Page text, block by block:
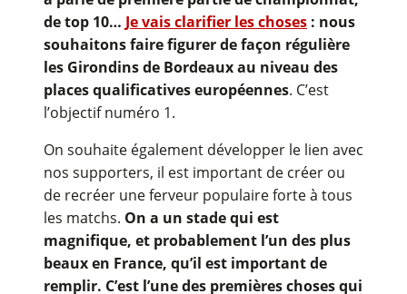
de top 10… Je vais clarifier les choses : nous
souhaitons faire figurer de façon régulière
les Girondins de Bordeaux au niveau des
places qualificatives européennes. C’est
l’objectif numéro 1.
On souhaite également développer le lien avec
nos supporters, il est important de créer ou
de recréer une ferveur populaire forte à tous
les matchs. On a un stade qui est
magnifique, et probablement l’un des plus
beaux en France, qu’il est important de
remplir. C’est l’une des premières choses qui